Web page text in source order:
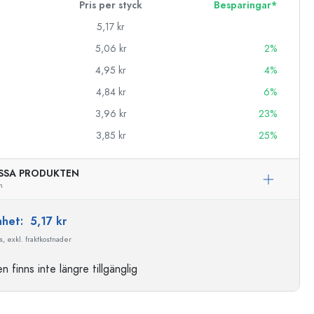
Pris per styck
Besparingar*
5,17 kr
5,06 kr
2%
4,95 kr
4%
4,84 kr
6%
3,96 kr
23%
3,85 kr 25%
PRODUKTEN
5,17 kr
exkl. fraktkostnader
finns inte längre tillgänglig